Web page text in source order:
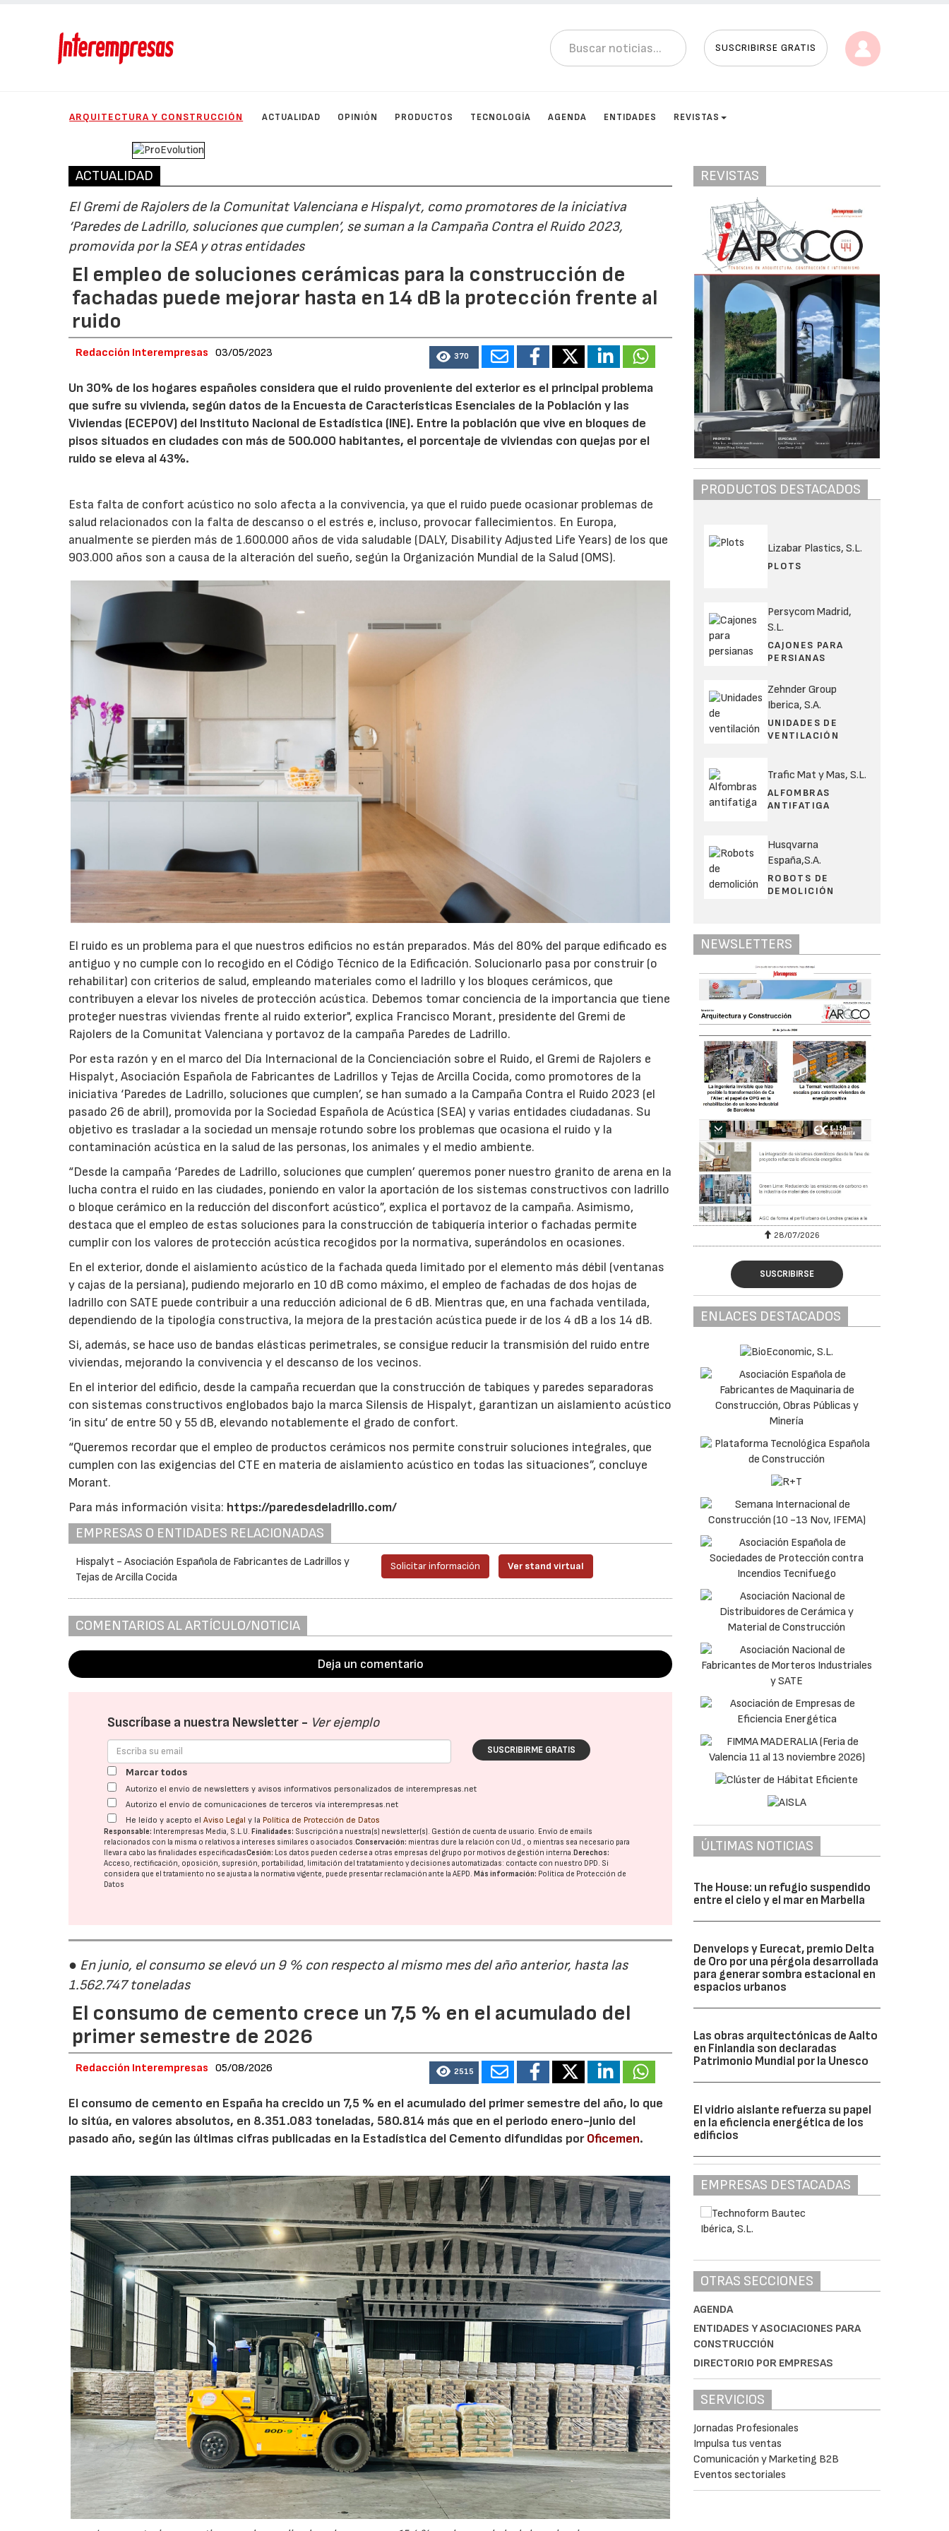
SUSCRIBIRSE GRATIS
ARQUITECTURA Y CONSTRUCCIÓN ACTUALIDAD OPINIÓN PRODUCTOS TECNOLOGÍA AGENDA ENTIDADES REVISTAS
ACTUALIDAD
El Gremi de Rajolers de la Comunitat Valenciana e Hispalyt, como promotores de la iniciativa
‘Paredes de Ladrillo, soluciones que cumplen’, se suman a la Campaña Contra el Ruido 2023,
promovida por la SEA y otras entidades
El empleo de soluciones cerámicas para la construcción de
fachadas puede mejorar hasta en 14 dB la protección frente al
ruido
Redacción Interempresas 03/05/2023 370
Un 30% de los hogares españoles considera que el ruido proveniente del exterior es el principal problema
que sufre su vivienda, según datos de la Encuesta de Características Esenciales de la Población y las
Viviendas (ECEPOV) del Instituto Nacional de Estadística (INE). Entre la población que vive en bloques de
pisos situados en ciudades con más de 500.000 habitantes, el porcentaje de viviendas con quejas por el
ruido se eleva al 43%.
Esta falta de confort acústico no solo afecta a la convivencia, ya que el ruido puede ocasionar problemas de
salud relacionados con la falta de descanso o el estrés e, incluso, provocar fallecimientos. En Europa,
anualmente se pierden más de 1.600.000 años de vida saludable (DALY, Disability Adjusted Life Years) de los que
903.000 años son a causa de la alteración del sueño, según la Organización Mundial de la Salud (OMS).
El ruido es un problema para el que nuestros edificios no están preparados. Más del 80% del parque edificado es
antiguo y no cumple con lo recogido en el Código Técnico de la Edificación. Solucionarlo pasa por construir (o
rehabilitar) con criterios de salud, empleando materiales como el ladrillo y los bloques cerámicos, que
contribuyen a elevar los niveles de protección acústica. Debemos tomar conciencia de la importancia que tiene
proteger nuestras viviendas frente al ruido exterior", explica Francisco Morant, presidente del Gremi de
Rajolers de la Comunitat Valenciana y portavoz de la campaña Paredes de Ladrillo.
Por esta razón y en el marco del Día Internacional de la Concienciación sobre el Ruido, el Gremi de Rajolers e
Hispalyt, Asociación Española de Fabricantes de Ladrillos y Tejas de Arcilla Cocida, como promotores de la
iniciativa ‘Paredes de Ladrillo, soluciones que cumplen’, se han sumado a la Campaña Contra el Ruido 2023 (el
pasado 26 de abril), promovida por la Sociedad Española de Acústica (SEA) y varias entidades ciudadanas. Su
objetivo es trasladar a la sociedad un mensaje rotundo sobre los problemas que ocasiona el ruido y la
contaminación acústica en la salud de las personas, los animales y el medio ambiente.
“Desde la campaña ‘Paredes de Ladrillo, soluciones que cumplen’ queremos poner nuestro granito de arena en la
lucha contra el ruido en las ciudades, poniendo en valor la aportación de los sistemas constructivos con ladrillo
o bloque cerámico en la reducción del disconfort acústico”, explica el portavoz de la campaña. Asimismo,
destaca que el empleo de estas soluciones para la construcción de tabiquería interior o fachadas permite
cumplir con los valores de protección acústica recogidos por la normativa, superándolos en ocasiones.
En el exterior, donde el aislamiento acústico de la fachada queda limitado por el elemento más débil (ventanas
y cajas de la persiana), pudiendo mejorarlo en 10 dB como máximo, el empleo de fachadas de dos hojas de
ladrillo con SATE puede contribuir a una reducción adicional de 6 dB. Mientras que, en una fachada ventilada,
dependiendo de la tipología constructiva, la mejora de la prestación acústica puede ir de los 4 dB a los 14 dB.
Si, además, se hace uso de bandas elásticas perimetrales, se consigue reducir la transmisión del ruido entre
viviendas, mejorando la convivencia y el descanso de los vecinos.
En el interior del edificio, desde la campaña recuerdan que la construcción de tabiques y paredes separadoras
con sistemas constructivos englobados bajo la marca Silensis de Hispalyt, garantizan un aislamiento acústico
‘in situ’ de entre 50 y 55 dB, elevando notablemente el grado de confort.
“Queremos recordar que el empleo de productos cerámicos nos permite construir soluciones integrales, que
cumplen con las exigencias del CTE en materia de aislamiento acústico en todas las situaciones”, concluye
Morant.
Para más información visita: https://paredesdeladrillo.com/
EMPRESAS O ENTIDADES RELACIONADAS
Hispalyt - Asociación Española de Fabricantes de Ladrillos y
Tejas de Arcilla Cocida
Solicitar información Ver stand virtual
COMENTARIOS AL ARTÍCULO/NOTICIA
Deja un comentario
Suscríbase a nuestra Newsletter - Ver ejemplo
SUSCRIBIRME GRATIS
Marcar todos
Autorizo el envío de newsletters y avisos informativos personalizados de interempresas.net
Autorizo el envío de comunicaciones de terceros vía interempresas.net
He leído y acepto elAviso Legal y la Política de Protección de Datos
Responsable: Interempresas Media, S.L.U.Finalidades: Suscripción a nuestra(s) newsletter(s). Gestión de cuenta de usuario. Envío de emails
relacionados con la misma o relativos a intereses similares o asociados.Conservación: mientras dure la relación con Ud., o mientras sea necesario para
llevar a cabo las finalidades especificadasCesión: Los datos pueden cederse a otras empresas del grupo por motivos de gestión interna.Derechos:
Acceso, rectificación, oposición, supresión, portabilidad, limitación del tratatamiento y decisiones automatizadas: contacte con nuestro DPD. Si
considera que el tratamiento no se ajusta a la normativa vigente, puede presentar reclamación ante laAEPD.Más información: Política de Protección de
Datos
● En junio, el consumo se elevó un 9 % con respecto al mismo mes del año anterior, hasta las
1.562.747 toneladas
El consumo de cemento crece un 7,5 % en el acumulado del
primer semestre de 2026
Redacción Interempresas 05/08/2026 2515
El consumo de cemento en España ha crecido un 7,5 % en el acumulado del primer semestre del año, lo que
lo sitúa, en valores absolutos, en 8.351.083 toneladas, 580.814 más que en el periodo enero-junio del
pasado año, según las últimas cifras publicadas en la Estadística del Cemento difundidas porOficemen.
REVISTAS
PRODUCTOS DESTACADOS
Lizabar Plastics, S.L.
PLOTS
Persycom Madrid,
S.L.
CAJONES PARA
PERSIANAS
Zehnder Group
Iberica, S.A.
UNIDADES DE
VENTILACIÓN
Trafic Mat y Mas, S.L.
ALFOMBRAS
ANTIFATIGA
Husqvarna
España,S.A.
ROBOTS DE
DEMOLICIÓN
NEWSLETTERS
28/07/2026
SUSCRIBIRSE
ENLACES DESTACADOS
ÚLTIMAS NOTICIAS
The House: un refugio suspendido
entre el cielo y el mar en Marbella
Denvelops y Eurecat, premio Delta
de Oro por una pérgola desarrollada
para generar sombra estacional en
espacios urbanos
Las obras arquitectónicas de Aalto
en Finlandia son declaradas
Patrimonio Mundial por la Unesco
El vidrio aislante refuerza su papel
en la eficiencia energética de los
edificios
EMPRESAS DESTACADAS
OTRAS SECCIONES
AGENDA
ENTIDADES Y ASOCIACIONES PARA
CONSTRUCCIÓN
DIRECTORIO POR EMPRESAS
SERVICIOS
Jornadas Profesionales
Impulsa tus ventas
Comunicación y Marketing B2B
Eventos sectoriales